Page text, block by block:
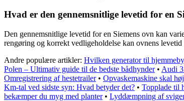
Hvad er den gennemsnitlige levetid for en
Den gennemsnitlige levetid for en Siemens ovn kan
rengøring og korrekt vedligeholdelse kan ovnens
Andre populære artikler: Hvilken generator til
Polen – Ultimativ guide til de bedste bådhynder• Audi
Omregistrering af hestetrailer• Opvaskemaskine skal
Km-tal ved sidste syn: Hvad betyder det? • Topplade til
bekæmper du myg med planter• Lyddæmpning af